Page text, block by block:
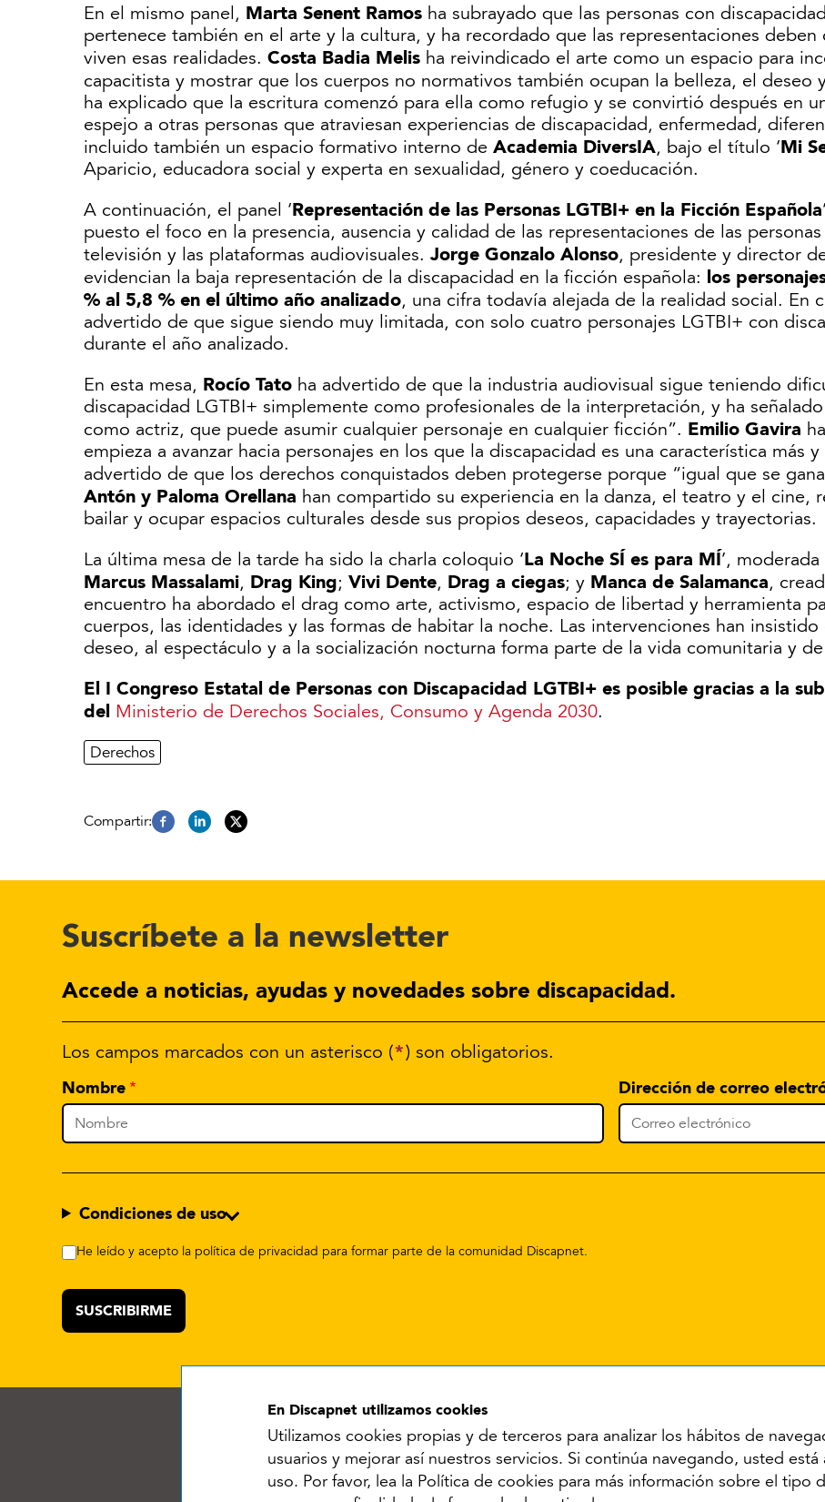
En Discapnet utilizamos cookies
Utilizamos cookies propias y de terceros para analizar los hábitos de
usuarios y mejorar así nuestros servicios. Si continúa navegando, usted está
uso. Por favor, lea la Política de cookies para más información sobre el tipo
En el mismo panel, Marta Senent Ramos ha subrayado que las personas con
pertenece también en el arte y la cultura, y ha recordado que las representaciones
viven esas realidades. Costa Badia Melis ha reivindicado el arte como un espacio para
capacitista y mostrar que los cuerpos no normativos también ocupan la belleza, el deseo
ha explicado que la escritura comenzó para ella como refugio y se convirtió después en
espejo a otras personas que atraviesan experiencias de discapacidad, enfermedad,
incluido también un espacio formativo interno de Academia DiversIA, bajo el título ‘Mi
Aparicio, educadora social y experta en sexualidad, género y coeducación.
A continuación, el panel ‘Representación de las Personas LGTBI+ en la Ficción Española
puesto el foco en la presencia, ausencia y calidad de las representaciones de las
televisión y las plataformas audiovisuales. Jorge Gonzalo Alonso, presidente y director
evidencian la baja representación de la discapacidad en la ficción española: los
% al 5,8 % en el último año analizado, una cifra todavía alejada de la realidad social. En
advertido de que sigue siendo muy limitada, con solo cuatro personajes LGTBI+ con
durante el año analizado.
En esta mesa, Rocío Tato ha advertido de que la industria audiovisual sigue teniendo
discapacidad LGTBI+ simplemente como profesionales de la interpretación, y ha
como actriz, que puede asumir cualquier personaje en cualquier ficción”. Emilio Gavira
empieza a avanzar hacia personajes en los que la discapacidad es una característica más
advertido de que los derechos conquistados deben protegerse porque “igual que se
Antón y Paloma Orellana han compartido su experiencia en la danza, el teatro y el cine,
bailar y ocupar espacios culturales desde sus propios deseos, capacidades y trayectorias.
La última mesa de la tarde ha sido la charla coloquio ‘La Noche SÍ es para MÍ’,
Marcus Massalami, Drag King; Vivi Dente, Drag a ciegas; y Manca de Salamanca,
encuentro ha abordado el drag como arte, activismo, espacio de libertad y herramienta
cuerpos, las identidades y las formas de habitar la noche. Las intervenciones han
deseo, al espectáculo y a la socialización nocturna forma parte de la vida comunitaria y
El I Congreso Estatal de Personas con Discapacidad LGTBI+ es posible gracias a la
del Ministerio de Derechos Sociales, Consumo y Agenda 2030.
Derechos
Suscríbete a la newsletter
Accede a noticias, ayudas y novedades sobre discapacidad.
Los campos marcados con un asterisco (*) son obligatorios.
Nombre Dirección de correo
Condiciones de uso
He leído y acepto la política de privacidad para formar parte de la comunidad Discapnet.
Síguenos en: